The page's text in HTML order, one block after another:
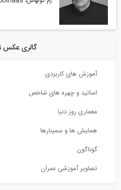
گالری عکس 808
آموزش های کاربردی
اساتید و چهره های شاخص
معماری روز دنیا
همایش ها و سمینارها
گوناگون
تصاویر آموزشی عمران